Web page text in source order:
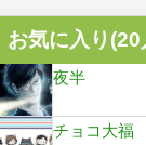
お気に入り(20
夜半
チョコ大福